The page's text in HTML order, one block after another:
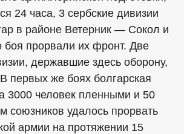
24 часа, 3 сербские дивизии
в районе Ветерник — Сокол и
боя прорвали их фронт. Две
державшие здесь оборону,
первых же боях болгарская
3000 человек пленными и 50
союзников удалось прорвать
армии на протяжении 15